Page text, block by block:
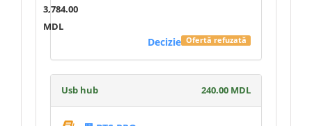
3,784.00
MDL
Ofertă refuzată
Decizie
Usb hub 240.00 MDL